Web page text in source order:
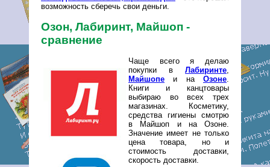
возможность сберечь свои деньги.
Озон, Лабиринт, Майшоп -
сравнение
Чаще всего я делаю
покупки в Лабиринте,
Майшопе и на Озоне.
Книги и канцтовары
выбираю во всех трех
магазинах. Косметику,
средства гигиены смотрю
в Майшоп и на Озоне.
Значение имеет не только
цена товара, но и
стоимость доставки,
скорость доставки.